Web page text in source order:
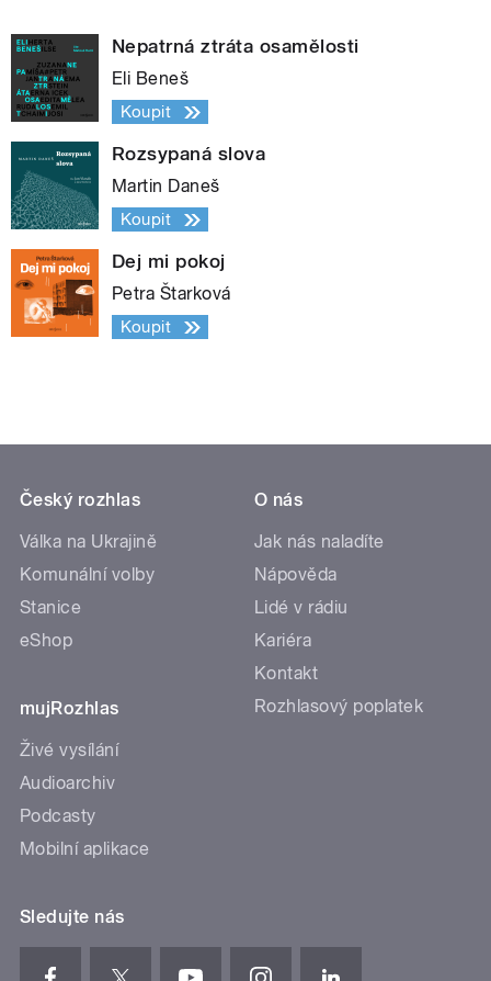
Nepatrná ztráta osamělosti
Eli Beneš
Koupit
Rozsypaná slova
Martin Daneš
Koupit
Dej mi pokoj
Petra Štarková
Koupit
Český rozhlas
Válka na Ukrajině
Komunální volby
Stanice
eShop
mujRozhlas
Živé vysílání
Audioarchiv
Podcasty
Mobilní aplikace
O nás
Jak nás naladíte
Nápověda
Lidé v rádiu
Kariéra
Kontakt
Rozhlasový poplatek
Sledujte nás